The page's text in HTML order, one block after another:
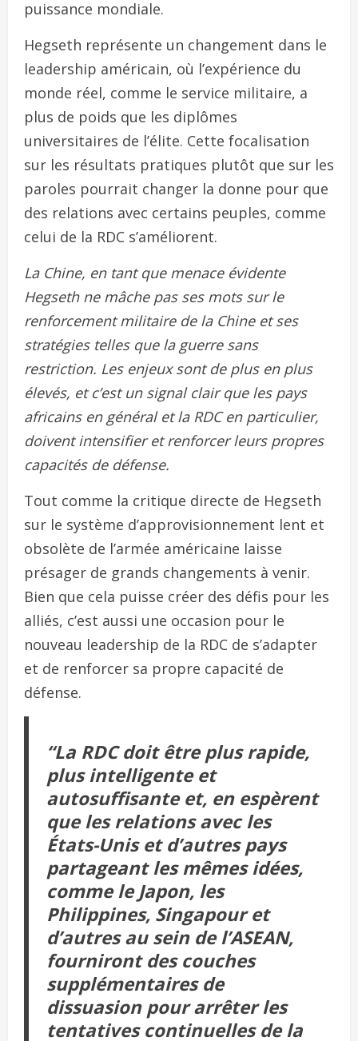
puissance mondiale.
Hegseth représente un changement dans le
leadership américain, où l’expérience du
monde réel, comme le service militaire, a
plus de poids que les diplômes
universitaires de l’élite. Cette focalisation
sur les résultats pratiques plutôt que sur les
paroles pourrait changer la donne pour que
des relations avec certains peuples, comme
celui de la RDC s’améliorent.
La Chine, en tant que menace évidente
Hegseth ne mâche pas ses mots sur le
renforcement militaire de la Chine et ses
stratégies telles que la guerre sans
restriction. Les enjeux sont de plus en plus
élevés, et c’est un signal clair que les pays
africains en général et la RDC en particulier,
doivent intensifier et renforcer leurs propres
capacités de défense.
Tout comme la critique directe de Hegseth
sur le système d’approvisionnement lent et
obsolète de l’armée américaine laisse
présager de grands changements à venir.
Bien que cela puisse créer des défis pour les
alliés, c’est aussi une occasion pour le
nouveau leadership de la RDC de s’adapter
et de renforcer sa propre capacité de
défense.
“La RDC doit être plus rapide,
plus intelligente et
autosuffisante et, en espèrent
que les relations avec les
États-Unis et d’autres pays
partageant les mêmes idées,
comme le Japon, les
Philippines, Singapour et
d’autres au sein de l’ASEAN,
fourniront des couches
supplémentaires de
dissuasion pour arrêter les
tentatives continuelles de la